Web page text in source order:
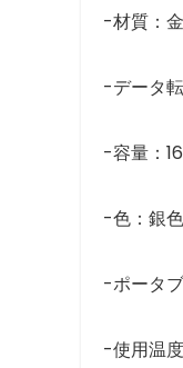
-材質：
-データ
-容量：
-色：銀色
-ポータ
-使用温